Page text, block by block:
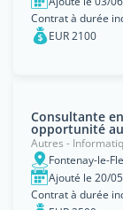
Contrat à durée
EUR 2100
Consultante
opportunité
Autres -
Fontenay-le-
Ajouté le 20/
Contrat à durée